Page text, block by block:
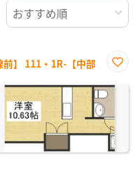
】 111・1R-【中部
に入
り登